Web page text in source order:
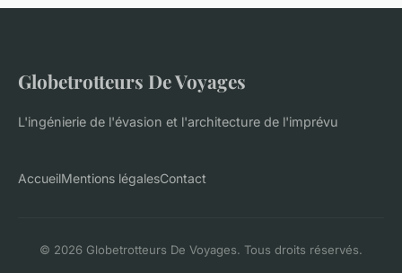
Globetrotteurs De Voyages
L'ingénierie de l'évasion et l'architecture de l'imprévu
AccueilMentions légalesContact
© 2026 Globetrotteurs De Voyages. Tous droits réservés.